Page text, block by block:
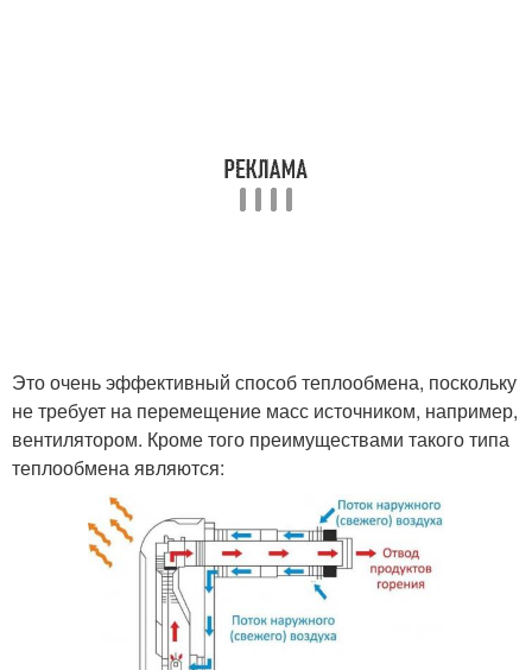
Это очень эффективный способ теплообмена, поскольку
не требует на перемещение масс источником, например,
вентилятором. Кроме того преимуществами такого типа
теплообмена являются: